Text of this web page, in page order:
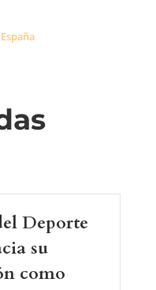
Deporte
su
como